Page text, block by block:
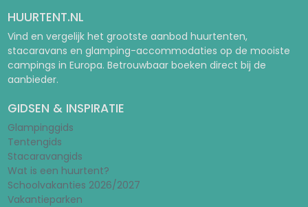
HUURTENT.NL
Vind en vergelijk het grootste aanbod huurtenten,
stacaravans en glamping-accommodaties op de mooiste
campings in Europa. Betrouwbaar boeken direct bij de
aanbieder.
GIDSEN & INSPIRATIE
Glampinggids
Tentengids
Stacaravangids
Wat is een huurtent?
Schoolvakanties 2026/2027
Vakantieparken